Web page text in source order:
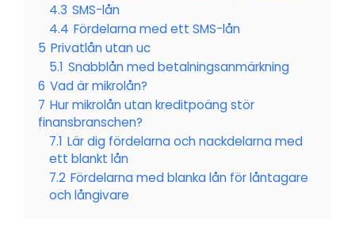
4.3 SMS-lån
4.4 Fördelarna med ett SMS-lån
5 Privatlån utan uc
5.1 Snabblån med betalningsanmärkning
6 Vad är mikrolån?
7 Hur mikrolån utan kreditpoäng stör
finansbranschen?
7.1 Lär dig fördelarna och nackdelarna med
ett blankt lån
7.2 Fördelarna med blanka lån för låntagare
och långivare